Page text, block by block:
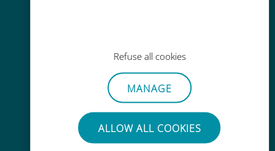
Refuse all cookies
MANAGE
ALLOW ALL COOKIES
간편한
기존 SIM 카드를 제거할 필요가 없습
니다.